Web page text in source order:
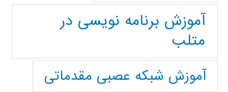
آموزش برنامه نویسی در
متلب
آموزش شبکه عصبی مقدماتی